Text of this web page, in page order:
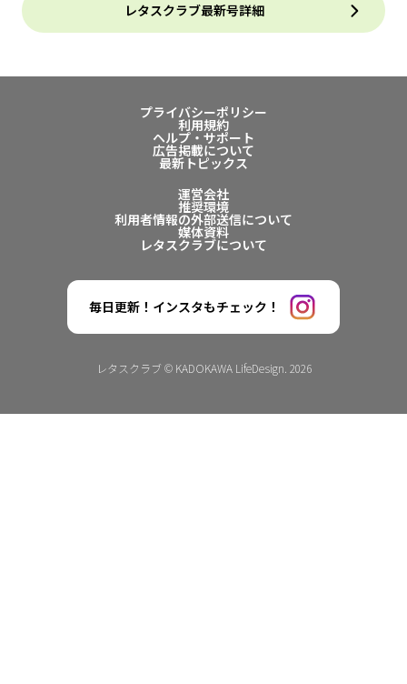
レタスクラブ最新号詳細
プライバシーポリシー
利用規約
ヘルプ・サポート
広告掲載について
最新トピックス
運営会社
推奨環境
利用者情報の外部送信について
媒体資料
レタスクラブについて
毎日更新！インスタもチェック！
レタスクラブ © KADOKAWA LifeDesign. 2026